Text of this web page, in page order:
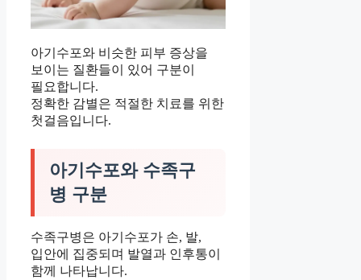
아기수포와 비슷한 피부 증상을
보이는 질환들이 있어 구분이
필요합니다.
정확한 감별은 적절한 치료를 위한
첫걸음입니다.
아기수포와 수족구
병 구분
수족구병은 아기수포가 손, 발,
입안에 집중되며 발열과 인후통이
함께 나타납니다.